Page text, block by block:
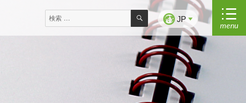
検
索
対
検
索 JP
menu